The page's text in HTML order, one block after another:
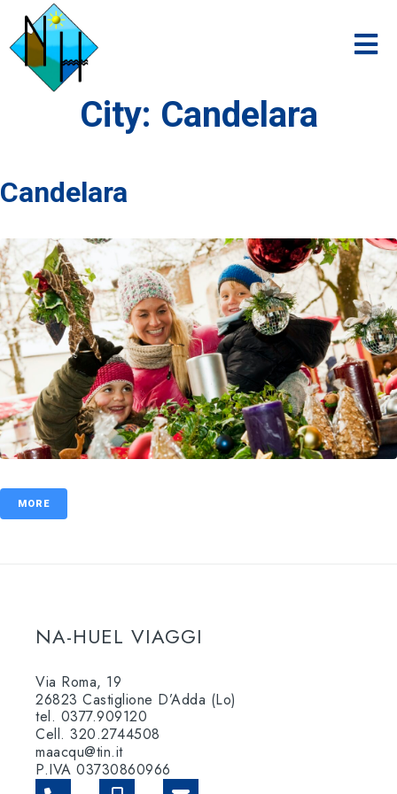
City: Candelara
Candelara
MORE
NA-HUEL VIAGGI
Via Roma, 19
26823 Castiglione D’Adda (Lo)
tel. 0377.909120
Cell. 320.2744508
maacqu@tin.it
P.IVA 03730860966